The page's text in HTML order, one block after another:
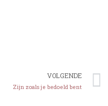
VOLGENDE
Zijn zoals je bedoeld bent